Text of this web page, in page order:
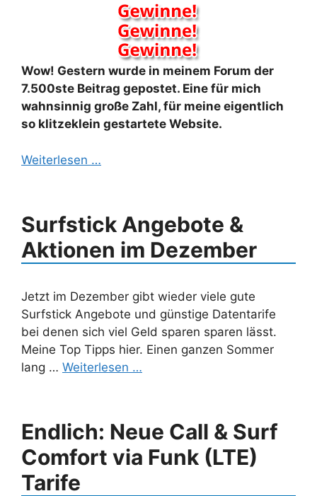
Wow! Gestern wurde in meinem Forum der
7.500ste Beitrag gepostet. Eine für mich
wahnsinnig große Zahl, für meine eigentlich
so klitzeklein gestartete Website.
Weiterlesen …
Surfstick Angebote &
Aktionen im Dezember
Jetzt im Dezember gibt wieder viele gute
Surfstick Angebote und günstige Datentarife
bei denen sich viel Geld sparen sparen lässt.
Meine Top Tipps hier. Einen ganzen Sommer
lang … Weiterlesen …
Endlich: Neue Call & Surf
Comfort via Funk (LTE)
Tarife